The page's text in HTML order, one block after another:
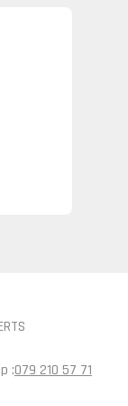
:079 210 57 71